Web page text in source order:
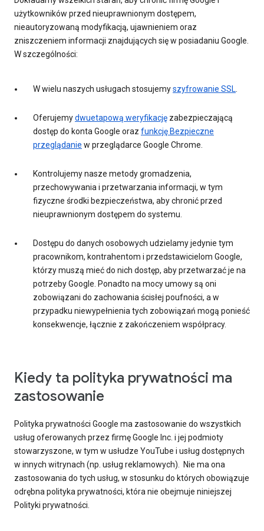
użytkowników przed nieuprawnionym dostępem,
nieautoryzowaną modyfikacją, ujawnieniem oraz
zniszczeniem informacji znajdujących się w posiadaniu Google.
W szczególności:
W wielu naszych usługach stosujemyszyfrowanie SSL.
Oferujemydwuetapową weryfikację zabezpieczającą
dostęp do konta Google oraz funkcję Bezpieczne
przeglądanie w przeglądarce Google Chrome.
Kontrolujemy nasze metody gromadzenia,
przechowywania i przetwarzania informacji, w tym
fizyczne środki bezpieczeństwa, aby chronić przed
nieuprawnionym dostępem do systemu.
Dostępu do danych osobowych udzielamy jedynie tym
pracownikom, kontrahentom i przedstawicielom Google,
którzy muszą mieć do nich dostęp, aby przetwarzać je na
potrzeby Google. Ponadto na mocy umowy są oni
zobowiązani do zachowania ścisłej poufności, a w
przypadku niewypełnienia tych zobowiązań mogą ponieść
konsekwencje, łącznie z zakończeniem współpracy.
Kiedy ta polityka prywatności ma
zastosowanie
Polityka prywatności Google ma zastosowanie do wszystkich
usług oferowanych przez firmę Google Inc. i jej podmioty
stowarzyszone, w tym w usłudze YouTube i usług dostępnych
w innych witrynach (np. usług reklamowych). Nie ma ona
zastosowania do tych usług, w stosunku do których obowiązuje
odrębna polityka prywatności, która nie obejmuje niniejszej
Polityki prywatności.